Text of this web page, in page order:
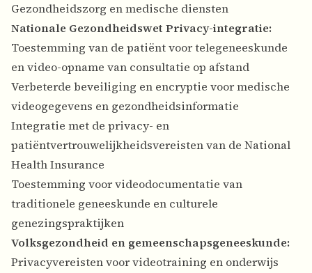
Gezondheidszorg en medische diensten
Nationale Gezondheidswet Privacy-integratie:
Toestemming van de patiënt voor telegeneeskunde
en video-opname van consultatie op afstand
Verbeterde beveiliging en encryptie voor medische
videogegevens en gezondheidsinformatie
Integratie met de privacy- en
patiëntvertrouwelijkheidsvereisten van de National
Health Insurance
Toestemming voor videodocumentatie van
traditionele geneeskunde en culturele
genezingspraktijken
Volksgezondheid en gemeenschapsgeneeskunde:
Privacyvereisten voor videotraining en onderwijs